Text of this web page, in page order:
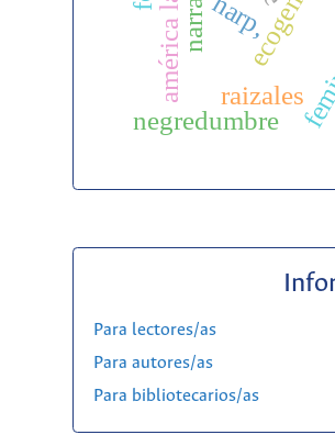
narp,
raizales
negredumbre
Para lectores/as
Para autores/as
Para bibliotecarios/as